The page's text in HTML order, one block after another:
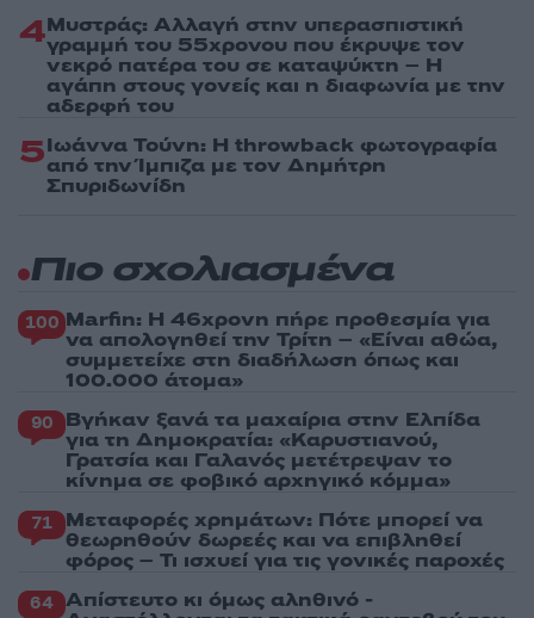
4Μυστράς: Αλλαγή στην υπερασπιστική
γραμμή του 55χρονου που έκρυψε τον
νεκρό πατέρα του σε καταψύκτη – Η
αγάπη στους γονείς και η διαφωνία με την
αδερφή του
5Ιωάννα Τούνη: Η throwback φωτογραφία
από την Ίμπιζα με τον Δημήτρη
Σπυριδωνίδη
Πιο σχολιασμένα
100 Marfin: Η 46χρονη πήρε προθεσμία για
να απολογηθεί την Τρίτη – «Είναι αθώα,
συμμετείχε στη διαδήλωση όπως και
100.000 άτομα»
90 Βγήκαν ξανά τα μαχαίρια στην Ελπίδα
για τη Δημοκρατία: «Καρυστιανού,
Γρατσία και Γαλανός μετέτρεψαν το
κίνημα σε φοβικό αρχηγικό κόμμα»
71 Μεταφορές χρημάτων: Πότε μπορεί να
θεωρηθούν δωρεές και να επιβληθεί
φόρος – Τι ισχυεί για τις γονικές παροχές
64 Απίστευτο κι όμως αληθινό -